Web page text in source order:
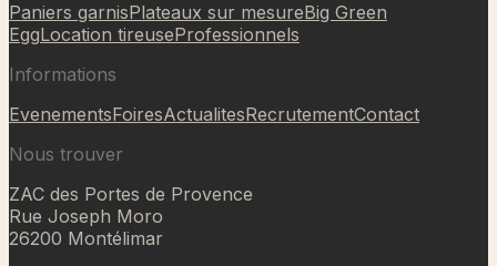
Paniers garnisPlateaux sur mesureBig Green
EggLocation tireuseProfessionnels
Informations
EvenementsFoiresActualitesRecrutementContact
Nous trouver
ZAC des Portes de Provence
Rue Joseph Moro
26200 Montélimar